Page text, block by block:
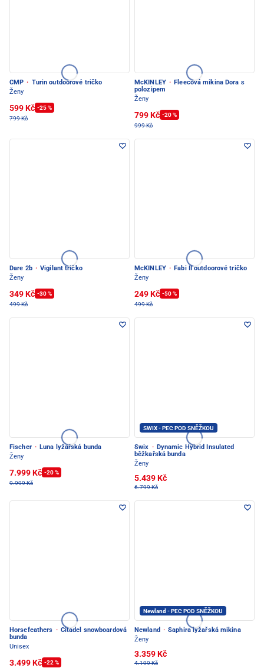
CMP · Turin outdoorové tričko
Ženy
599 Kč -25 %
799 Kč
McKINLEY · Fleecová mikina Dora s
polozipem
Ženy
799 Kč -20 %
999 Kč
Dare 2b · Vigilant tričko
Ženy
349 Kč -30 %
499 Kč
McKINLEY · Fabi II outdoorové tričko
Ženy
249 Kč -50 %
499 Kč
Fischer · Luna lyžařská bunda
Ženy
7.999 Kč -20 %
9.999 Kč
SWIX - PEC POD SNĚŽKOU
Swix · Dynamic Hybrid Insulated
běžkařská bunda
Ženy
5.439 Kč
6.799 Kč
Horsefeathers · Citadel snowboardová
bunda
Unisex
3.499 Kč -22 %
Newland - PEC POD SNĚŽKOU
Newland · Saphira lyžařská mikina
Ženy
3.359 Kč
4.199 Kč